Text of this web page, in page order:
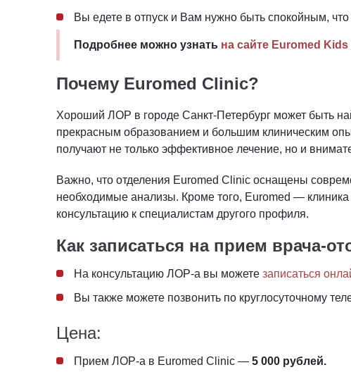
Вы едете в отпуск и Вам нужно быть спокойным,
Подробнее можно узнать на сайте Euromed Kids
Почему Euromed Clinic?
Хороший ЛОР в городе Санкт-Петербург может быть
прекрасным образованием и большим клиническим
получают не только эффективное лечение, но и
Важно, что отделения Euromed Clinic оснащены
необходимые анализы. Кроме того, Euromed ― клиника
консультацию к специалистам другого профиля.
Как записаться на прием врача-
На консультацию ЛОР-а вы можете записаться
Вы также можете позвонить по круглосуточному
Цена:
Прием ЛОР-а в Euromed Clinic — 5 000 рублей.